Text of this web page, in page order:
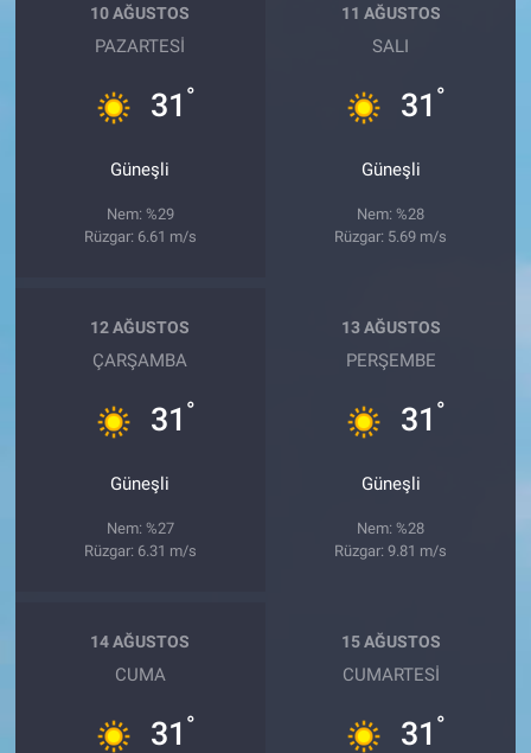
10 AĞUSTOS
PAZARTESI
31 °
Güneşli
Nem: %29
Rüzgar: 6.61 m/s
11 AĞUSTOS
SALI
31 °
Güneşli
Nem: %28
Rüzgar: 5.69 m/s
12 AĞUSTOS
ÇARŞAMBA
31 °
Güneşli
Nem: %27
Rüzgar: 6.31 m/s
13 AĞUSTOS
PERŞEMBE
31 °
Güneşli
Nem: %28
Rüzgar: 9.81 m/s
14 AĞUSTOS
CUMA
31 °
15 AĞUSTOS
CUMARTESI
31 °